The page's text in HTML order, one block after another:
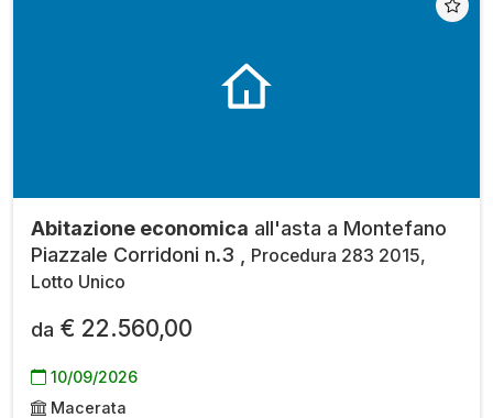
Abitazione economica all'asta a Montefano
Piazzale Corridoni n.3 ,
Procedura 283 2015,
Lotto Unico
da € 22.560,00
10/09/2026
Macerata